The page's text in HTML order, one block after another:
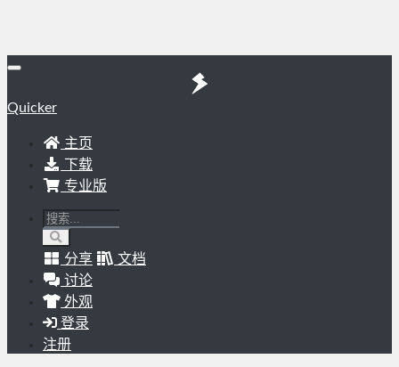
Quicker
主页
下载
专业版
分享
文档
讨论
外观
登录
注册